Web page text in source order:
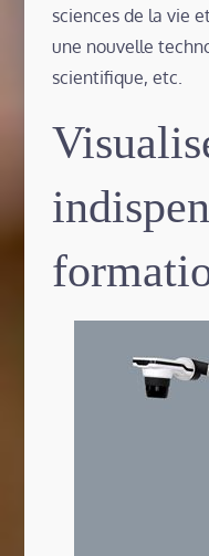
sciences de la vie
une nouvelle
scientifique, etc.